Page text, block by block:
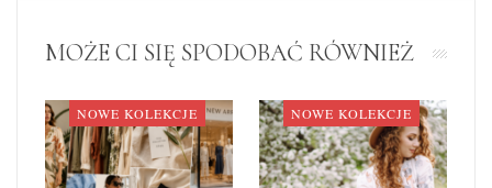
MOŻE CI SIĘ SPODOBAĆ RÓWNIEŻ
NOWE KOLEKCJE NOWE KOLEKCJE